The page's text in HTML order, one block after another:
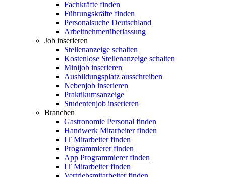
Fachkräfte finden
Führungskräfte finden
Personalsuche Deutschland
Arbeitnehmerüberlassung
Job inserieren
Stellenanzeige schalten
Kostenlose Stellenanzeige schalten
Minijob inserieren
Ausbildungsplatz ausschreiben
Nebenjob inserieren
Praktikumsanzeige
Studentenjob inserieren
Branchen
Gastronomie Personal finden
Handwerk Mitarbeiter finden
IT Mitarbeiter finden
Programmierer finden
App Programmierer finden
IT Mitarbeiter finden